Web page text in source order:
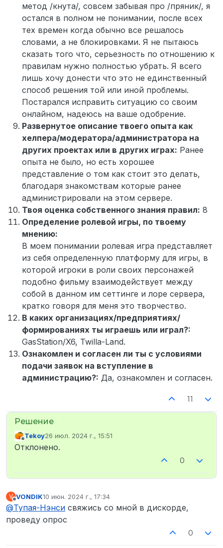
метод /кнута/, совсем забывая про /пряник/, я
остался в полном не понимании, после всех
тех времен когда обычно все решалось
словами, а не блокировками. Я не пытаюсь
сказать того что, серьезность по отношению к
правилам нужно полностью убрать. Я всего
лишь хочу донести что это не единственный
способ решения той или иной проблемы.
Постарался исправить ситуацию со своим
онлайном, надеюсь на ваше одобрение.
Развернутое описание твоего опыта как
хелпера/модератора/администратора на
других проектах или в других играх: Ранее
опыта не было, но есть хорошее
представление о том как стоит это делать,
благодаря знакомствам которые ранее
администрировали на этом сервере.
Твоя оценка собственного знания правил: 8
Определение ролевой игры, по твоему
мнению:
В моем понимании ролевая игра представляет
из себя определенную платформу для игры, в
которой игроки в роли своих персонажей
подобно фильму взаимодействует между
собой в данном им сеттинге и лоре сервера,
кратко говоря для меня это творчество.
В каких организациях/предприятиях/
формированиях ты играешь или играл?:
GasStation/X6, Twilla-Land.
Ознакомлен и согласен ли ты с условиями
подачи заявок на вступление в
администрацию?: Да, ознакомлен и согласен.
11
Не в сети
Tekoy26 июл. 2024 г., 15:51
отредактировано
Отклонено.
0
V
Не в сети
VONDIK10 июн. 2024 г., 17:34
отредактировано
@Тупая-Нэнси свяжись со мной в дискорде,
проведу опрос
0